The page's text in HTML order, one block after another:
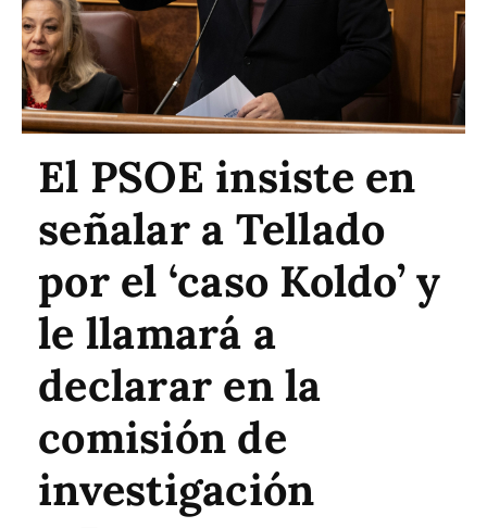
El PSOE insiste en
señalar a Tellado
por el ‘caso Koldo’ y
le llamará a
declarar en la
comisión de
investigación